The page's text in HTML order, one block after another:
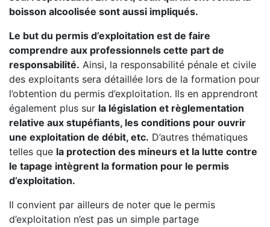
boisson alcoolisée sont aussi impliqués.
Le but du permis d’exploitation est de faire
comprendre aux professionnels cette part de
responsabilité. Ainsi, la responsabilité pénale et civile
des exploitants sera détaillée lors de la formation pour
l’obtention du permis d’exploitation. Ils en apprendront
également plus sur la législation et règlementation
relative aux stupéfiants, les conditions pour ouvrir
une exploitation de débit, etc. D’autres thématiques
telles que la protection des mineurs et la lutte contre
le tapage intègrent la formation pour le permis
d’exploitation.
Il convient par ailleurs de noter que le permis
d’exploitation n’est pas un simple partage